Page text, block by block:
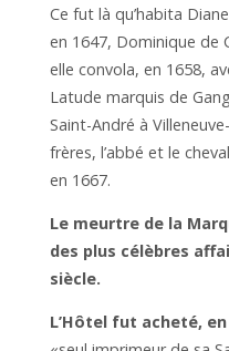
Ce fut là qu’habita
en 1647, Dominique de
elle convola, en 1658,
Latude marquis de
Saint-André à
frères, l’abbé et le
en 1667.
Le meurtre de la
des plus célèbres
siècle.
L’Hôtel fut acheté,